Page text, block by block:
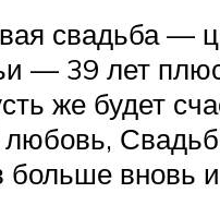
свадьба —
— 39 лет
же будет
любовь,
вновь